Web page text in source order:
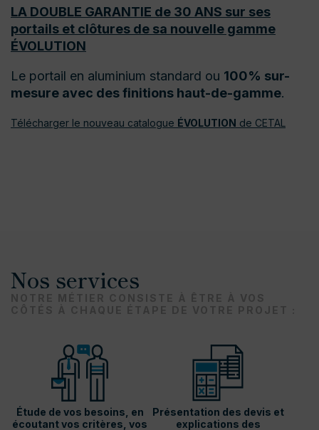
LA DOUBLE GARANTIE de 30 ANS sur ses
portails et clôtures de sa nouvelle gamme
ÉVOLUTION
Le portail en aluminium standard ou 100% sur-
mesure avec des finitions haut-de-gamme.
Télécharger le nouveau catalogue ÉVOLUTION de CETAL
Nos services
Étude de vos besoins, en
écoutant vos critères, vos
Présentation des devis et
explications des